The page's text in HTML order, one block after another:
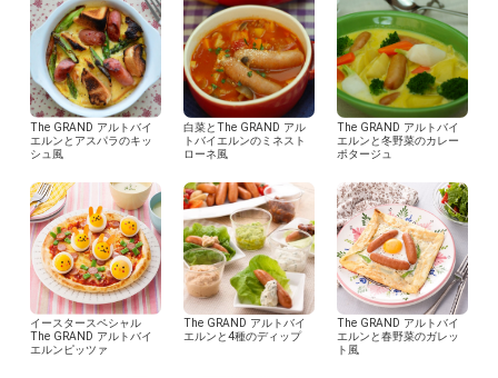
The GRAND アルトバイ
エルンとアスパラのキッ
シュ風
白菜とThe GRAND アル
トバイエルンのミネスト
ローネ風
The GRAND アルトバイ
エルンと冬野菜のカレー
ポタージュ
イースタースペシャル
The GRAND アルトバイ
エルンピッツァ
The GRAND アルトバイ
エルンと4種のディップ
The GRAND アルトバイ
エルンと春野菜のガレッ
ト風